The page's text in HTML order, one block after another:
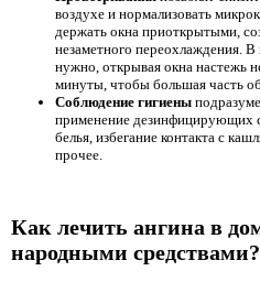
воздухе и нормализовать
держать окна приоткрытыми,
незаметного переохлаждения.
нужно, открывая окна настежь
минуты, чтобы большая часть
Соблюдение гигиены
применение дезинфицирующих
белья, избегание контакта с
прочее.
Как лечить ангина в
народными средствами?